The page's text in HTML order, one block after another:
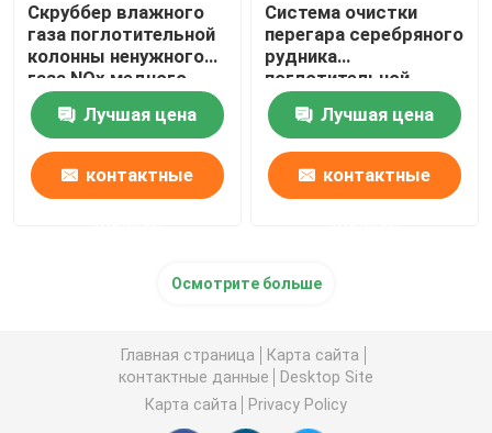
Скруббер влажного
газа поглотительной
колонны ненужного
газа NOx медного
рудника
Лучшая цена
контактные
Система очистки
перегара серебряного
рудника
поглотительной
колонны газа отхода
высокой
концентрации
Лучшая цена
контактные
Осмотрите больше
Главная страница
Карта сайта
контактные данные
Desktop Site
Карта сайта
Privacy Policy